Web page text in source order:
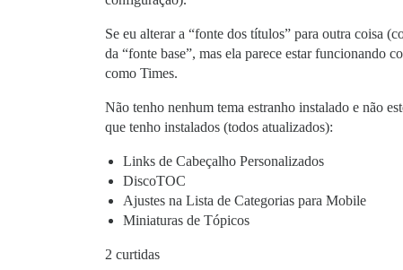
Se eu alterar a “fonte dos títulos” para outra coisa
da “fonte base”, mas ela parece estar funcionando
como Times.
Não tenho nenhum tema estranho instalado e não
que tenho instalados (todos atualizados):
Links de Cabeçalho Personalizados
DiscoTOC
Ajustes na Lista de Categorias para Mobile
Miniaturas de Tópicos
2 curtidas